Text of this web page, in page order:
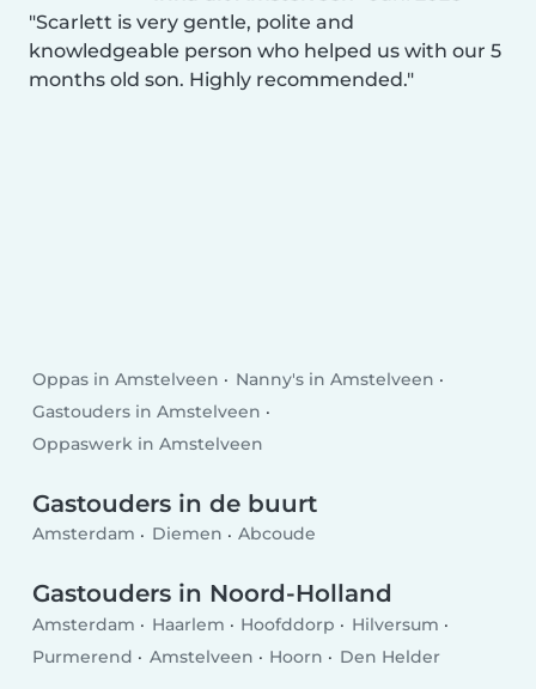
Scarlett is very gentle, polite and
knowledgeable person who helped us with our 5
months old son. Highly recommended.
Oppas in Amstelveen
Nanny's in Amstelveen
Gastouders in Amstelveen
Oppaswerk in Amstelveen
Gastouders in de buurt
Amsterdam Diemen Abcoude
Gastouders in Noord-Holland
Amsterdam Haarlem Hoofddorp
Hilversum
Purmerend
Amstelveen Hoorn Den Helder